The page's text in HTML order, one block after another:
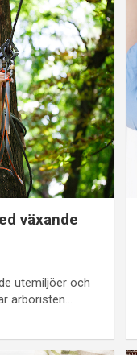
växande
utemiljöer och
arboristen…